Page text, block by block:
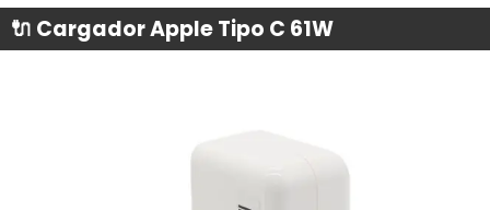
🔌 Cargador Apple Tipo C 61W